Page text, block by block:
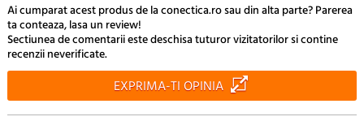
Ai cumparat acest produs de la conectica.ro sau din alta parte? Parerea
ta conteaza, lasa un review!
Sectiunea de comentarii este deschisa tuturor vizitatorilor si contine
recenzii neverificate.
EXPRIMA-TI OPINIA